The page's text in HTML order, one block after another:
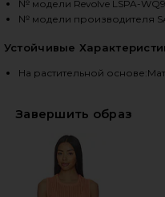
№ модели Revolve LSPA-
№ модели производителя
Устойчивые
На растительной
Завершить образ